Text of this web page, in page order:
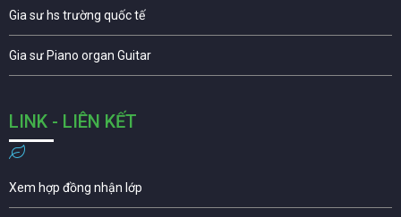
Gia sư hs trường quốc tế
Gia sư Piano organ Guitar
LINK - LIÊN KẾT
Xem hợp đồng nhận lớp